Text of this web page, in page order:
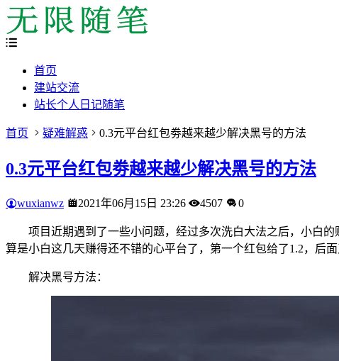
首页
建站交流
站长个人日记随笔
首页 疑难解惑 0.3元平台红包劵越来越少解决黑号的方法
0.3元平台红包劵越来越少解决黑号的方法
wuxianwz 2021年06月15日 23:26 4507 0
项目近期遇到了一些小问题，经过多次洗白大法之后，小白
算是小白这几天赚得还不错的心平台了，第一个红包给了1.2，后
解决黑号方法：